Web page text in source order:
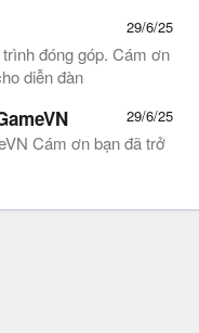
29/6/25
đóng góp. Cám ơn
diễn đàn
29/6/25
Cám ơn bạn đã trở